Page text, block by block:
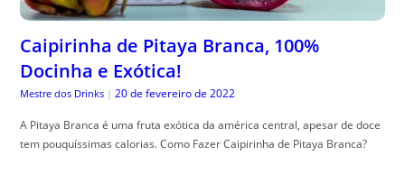
Caipirinha de Pitaya Branca, 100%
Docinha e Exótica!
Mestre dos Drinks | 20 de fevereiro de 2022
A Pitaya Branca é uma fruta exótica da américa central, apesar de doce
tem pouquíssimas calorias. Como Fazer Caipirinha de Pitaya Branca?